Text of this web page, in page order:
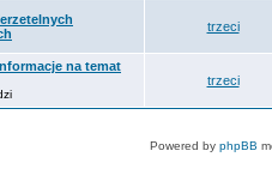
trzeci
na temat
trzeci
Powered by phpBB